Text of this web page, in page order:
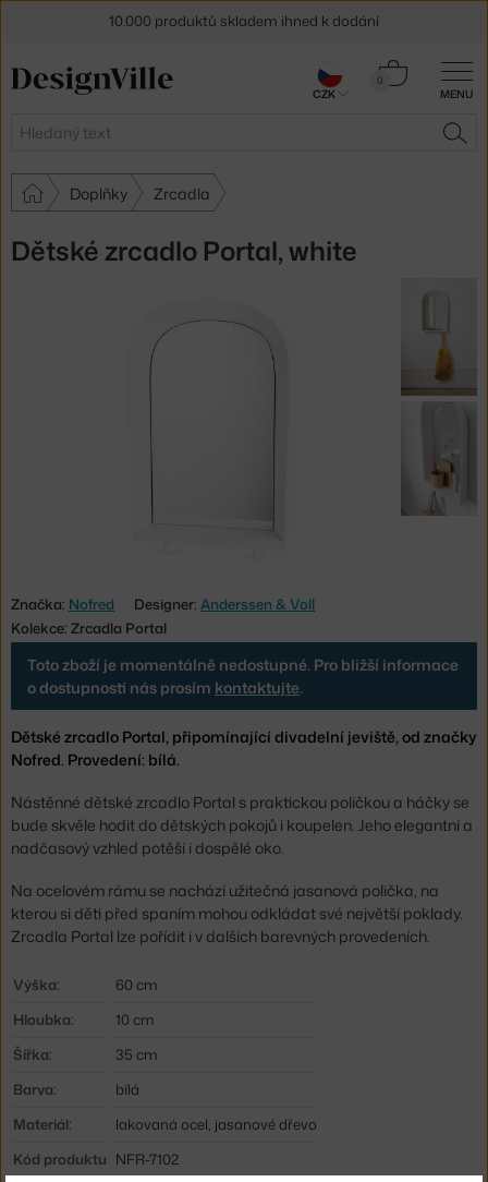
MENU
Hledat
0
Košík
Doplňky Zrcadla
Dětské zrcadlo Portal, white
Značka: Nofred Designer: Anderssen & Voll
Kolekce: Zrcadla Portal
Toto zboží je momentálně nedostupné. Pro bližší informace
o dostupnosti nás prosím kontaktujte.
Dětské zrcadlo Portal, připomínající divadelní jeviště, od značky
Nofred. Provedení: bílá.
Nástěnné dětské zrcadlo Portal s praktickou poličkou a háčky se
bude skvěle hodit do dětských pokojů i koupelen. Jeho elegantní a
nadčasový vzhled potěší i dospělé oko.
Na ocelovém rámu se nachází užitečná jasanová polička, na
kterou si děti před spaním mohou odkládat své největší poklady.
Zrcadla Portal lze pořídit i v dalších barevných provedeních.
Výška:
60 cm
Hloubka:
10 cm
Šířka:
35 cm
Barva:
bílá
Materiál:
lakovaná ocel, jasanové dřevo
Kód produktu NFR-7102
10.000 produktů skladem ihned k dodání
30 dní na vrácení zbožíCZK